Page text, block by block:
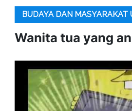
BUDAYA DAN MASYARAKAT
Wanita tua yang